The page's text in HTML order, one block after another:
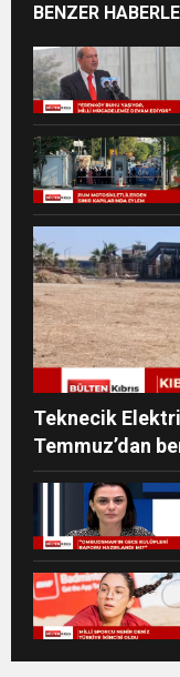
BENZER
Teknecik
Temmuz’dan